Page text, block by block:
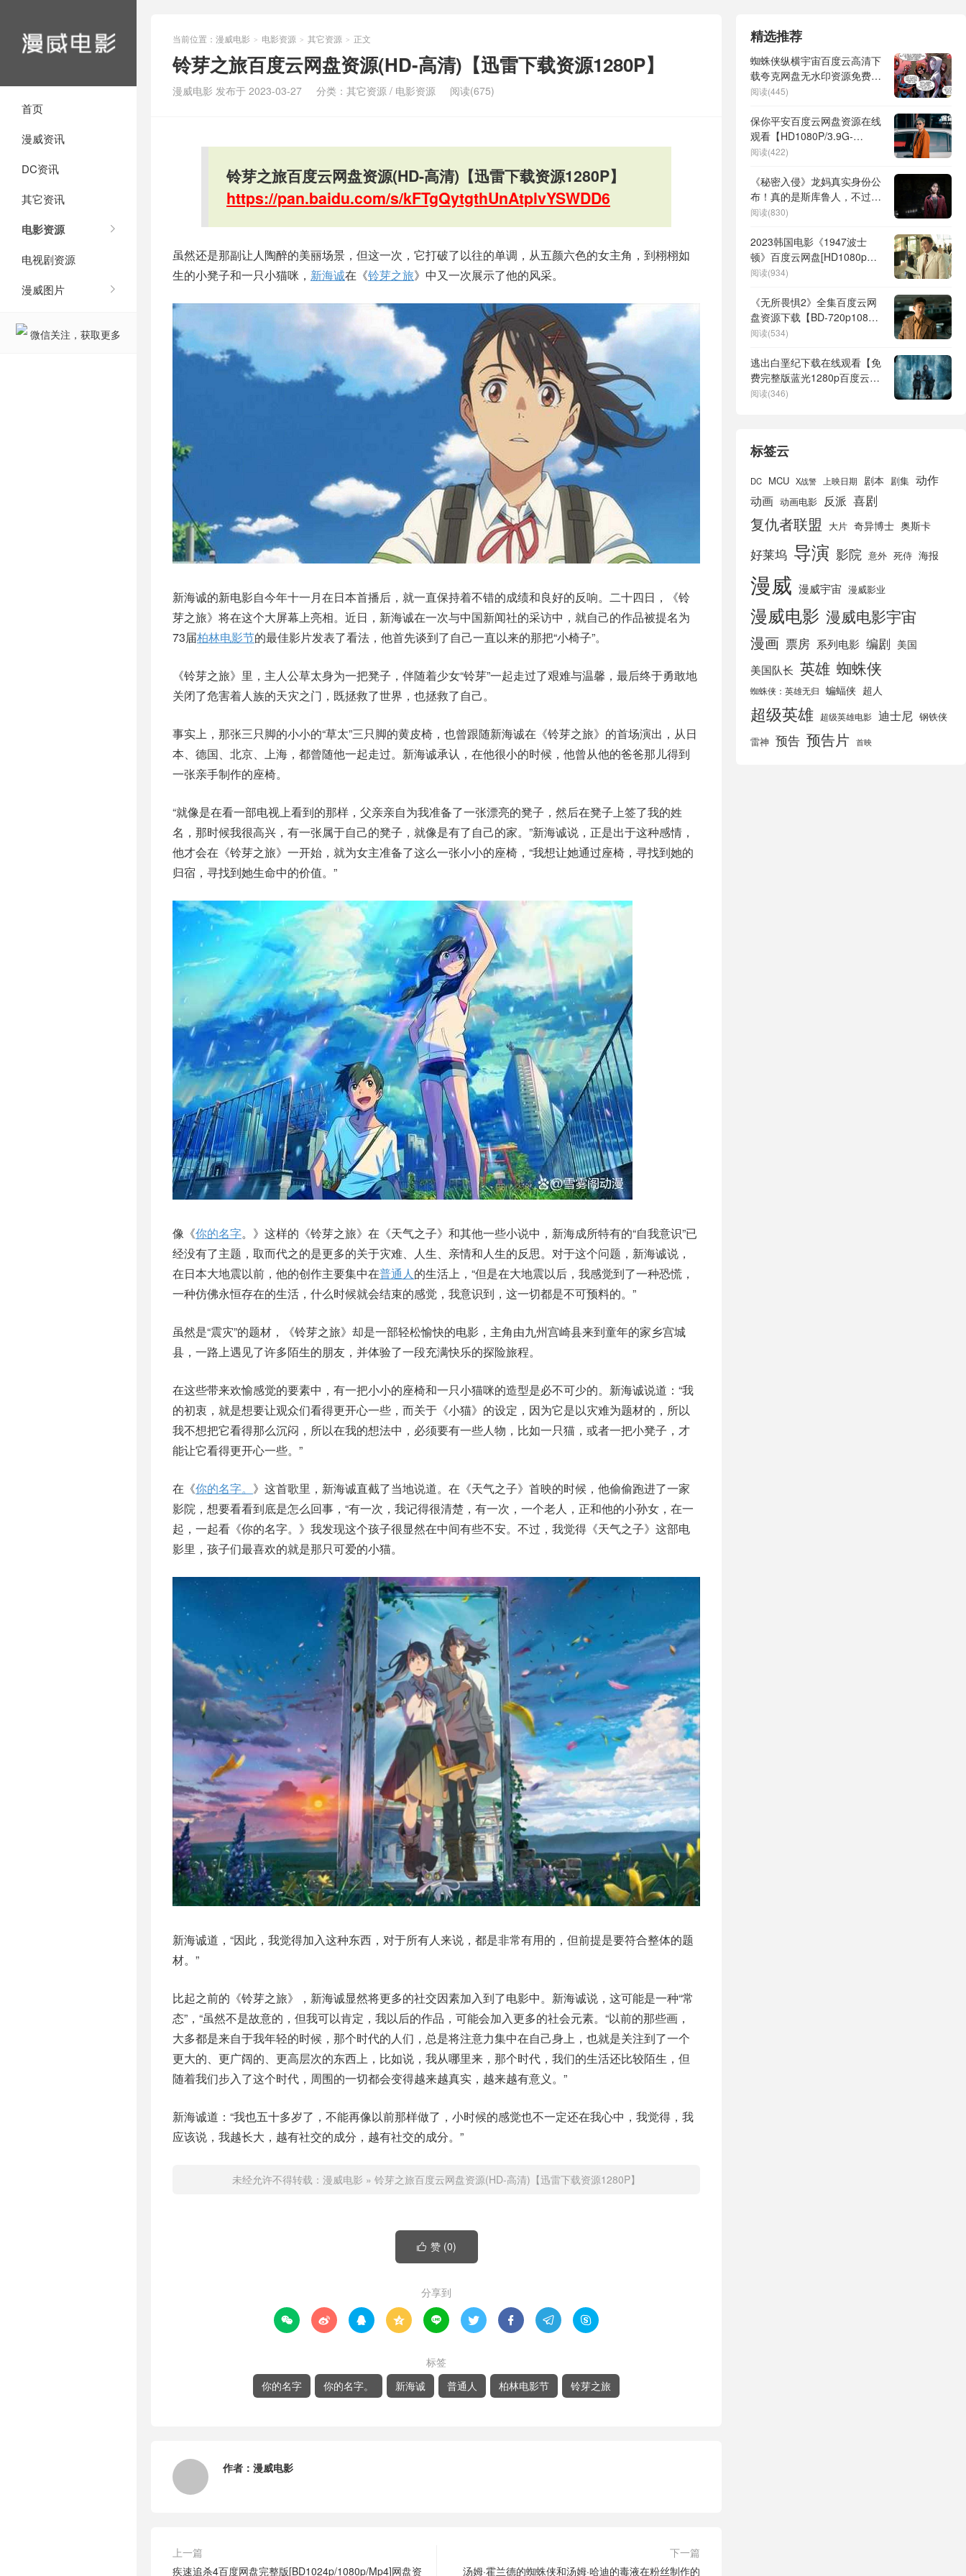
首页
漫威资讯
DC资讯
其它资讯
电影资源
电视剧资源
漫威图片
微信关注，获取更多
当前位置： 漫威电影 > 电影资源 > 其它资源 > 正文
铃芽之旅百度云网盘资源(HD-高清)【迅雷下载资源1280P】
漫威电影 发布于 2023-03-27 分类： 其它资源 / 电影资源 阅读(675)
铃芽之旅百度云网盘资源(HD-高清)【迅雷下载资源1280P】
https://pan.baidu.com/s/kFTgQytgthUnAtplvYSWDD6
虽然还是那副让人陶醉的美丽场景，但这一次，它打破了以往的单调，从五颜六色的女主角，到栩栩如
生的小凳子和一只小猫咪， 新海诚在《铃芽之旅》中又一次展示了他的风采。
新海诚的新电影自今年十一月在日本首播后，就一直保持着不错的成绩和良好的反响。二十四日，《铃
芽之旅》将在这个大屏幕上亮相。近日，新海诚在一次与中国新闻社的采访中，就自己的作品被提名为
73届柏林电影节的最佳影片发表了看法，他首先谈到了自己一直以来的那把“小椅子”。
《铃芽之旅》里，主人公草太身为一把凳子，伴随着少女“铃芽”一起走过了艰难与温馨，最后终于勇敢地
关闭了危害着人族的天灾之门，既拯救了世界，也拯救了自己。
事实上，那张三只脚的小小的“草太”三只脚的黄皮椅，也曾跟随新海诚在《铃芽之旅》的首场演出，从日
本、德国、北京、上海，都曾随他一起走过。新海诚承认，在他很小的时候，他曾从他的爸爸那儿得到
一张亲手制作的座椅。
“就像是在看一部电视上看到的那样，父亲亲自为我准备了一张漂亮的凳子，然后在凳子上签了我的姓
名，那时候我很高兴，有一张属于自己的凳子，就像是有了自己的家。”新海诚说，正是出于这种感情，
他才会在《铃芽之旅》一开始，就为女主准备了这么一张小小的座椅，“我想让她通过座椅，寻找到她的
归宿，寻找到她生命中的价值。”
像《你的名字。》这样的《铃芽之旅》在《天气之子》和其他一些小说中，新海成所特有的“自我意识”已
经没有了主题，取而代之的是更多的关于灾难、人生、亲情和人生的反思。对于这个问题，新海诚说，
在日本大地震以前，他的创作主要集中在普通人的生活上，“但是在大地震以后，我感觉到了一种恐慌，
一种仿佛永恒存在的生活，什么时候就会结束的感觉，我意识到，这一切都是不可预料的。”
虽然是“震灾”的题材，《铃芽之旅》却是一部轻松愉快的电影，主角由九州宫崎县来到童年的家乡宫城
县，一路上遇见了许多陌生的朋友，并体验了一段充满快乐的探险旅程。
在这些带来欢愉感觉的要素中，有一把小小的座椅和一只小猫咪的造型是必不可少的。新海诚说道：“我
的初衷，就是想要让观众们看得更开心一些，而关于《小猫》的设定，因为它是以灾难为题材的，所以
我不想把它看得那么沉闷，所以在我的想法中，必须要有一些人物，比如一只猫，或者一把小凳子，才
能让它看得更开心一些。”
在《你的名字。 》这首歌里，新海诚直截了当地说道。在《天气之子》首映的时候，他偷偷跑进了一家
影院，想要看看到底是怎么回事，“有一次，我记得很清楚，有一次，一个老人，正和他的小孙女，在一
起，一起看《你的名字。》我发现这个孩子很显然在中间有些不安。不过，我觉得《天气之子》这部电
影里，孩子们最喜欢的就是那只可爱的小猫。
新海诚道，“因此，我觉得加入这种东西，对于所有人来说，都是非常有用的，但前提是要符合整体的题
材。”
比起之前的《铃芽之旅》，新海诚显然将更多的社交因素加入到了电影中。新海诚说，这可能是一种“常
态”，“虽然不是故意的，但我可以肯定，我以后的作品，可能会加入更多的社会元素。“以前的那些画，
大多都是来自于我年轻的时候，那个时代的人们，总是将注意力集中在自己身上，也就是关注到了一个
更大的、更广阔的、更高层次的东西上，比如说，我从哪里来，那个时代，我们的生活还比较陌生，但
随着我们步入了这个时代，周围的一切都会变得越来越真实，越来越有意义。”
新海诚道：“我也五十多岁了，不能再像以前那样做了，小时候的感觉也不一定还在我心中，我觉得，我
应该说，我越长大，越有社交的成分，越有社交的成分。”
未经允许不得转载： 漫威电影 » 铃芽之旅百度云网盘资源(HD-高清)【迅雷下载资源1280P】
 赞 (0)
分享到
        
标签
你的名字
你的名字。 新海诚 普通人 柏林电影节 铃芽之旅
作者： 漫威电影
上一篇
疾速追杀4百度网盘完整版[BD1024p/1080p/Mp4]网盘资
下一篇
汤姆·霍兰德的蜘蛛侠和汤姆·哈迪的毒液在粉丝制作的
精选推荐
蜘蛛侠纵横宇宙百度云高清下
载夸克网盘无水印资源免费下
载
阅读(445)
保你平安百度云网盘资源在线
观看【HD1080P/3.9G-
MP4】蓝光典藏版
阅读(422)
《秘密入侵》龙妈真实身份公
布！真的是斯库鲁人，不过是
塔洛斯之女
阅读(830)
2023韩国电影《1947波士
顿》百度云网盘[HD1080p高
清韩语中字]资源下载分享
阅读(934)
《无所畏惧2》全集百度云网
盘资源下载【BD-720p1080p
蓝光4K高清】
阅读(534)
逃出白垩纪下载在线观看【免
费完整版蓝光1280p百度云】
网盘资源
阅读(346)
标签云
DC MCU X战警 上映日期 剧本 剧集 动作
动画 动画电影 反派 喜剧
复仇者联盟 大片 奇异博士 奥斯卡
好莱坞 导演 影院 意外 死侍 海报
漫威 漫威宇宙 漫威影业
漫威电影 漫威电影宇宙
漫画 票房 系列电影 编剧 美国
美国队长 英雄 蜘蛛侠
蜘蛛侠：英雄无归 蝙蝠侠 超人
超级英雄 超级英雄电影 迪士尼 钢铁侠
雷神 预告 预告片 首映